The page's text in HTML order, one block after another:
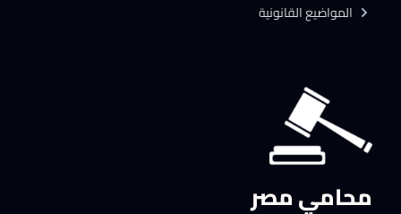
محامي مصر
المواضيع القانونية